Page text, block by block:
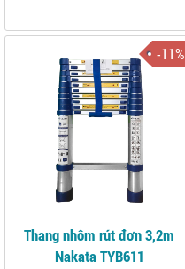
-11%
Thang nhôm rút đơn 3,2m
Nakata TYB611